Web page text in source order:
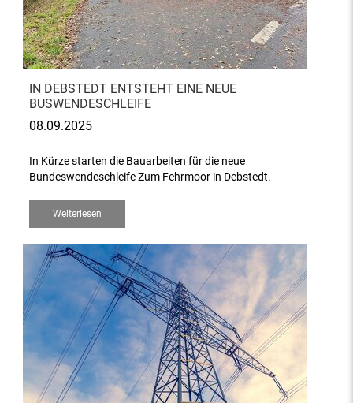
IN DEBSTEDT ENTSTEHT EINE NEUE
BUSWENDESCHLEIFE
08.09.2025
In Kürze starten die Bauarbeiten für die neue
Bundeswendeschleife Zum Fehrmoor in Debstedt.
Weiterlesen